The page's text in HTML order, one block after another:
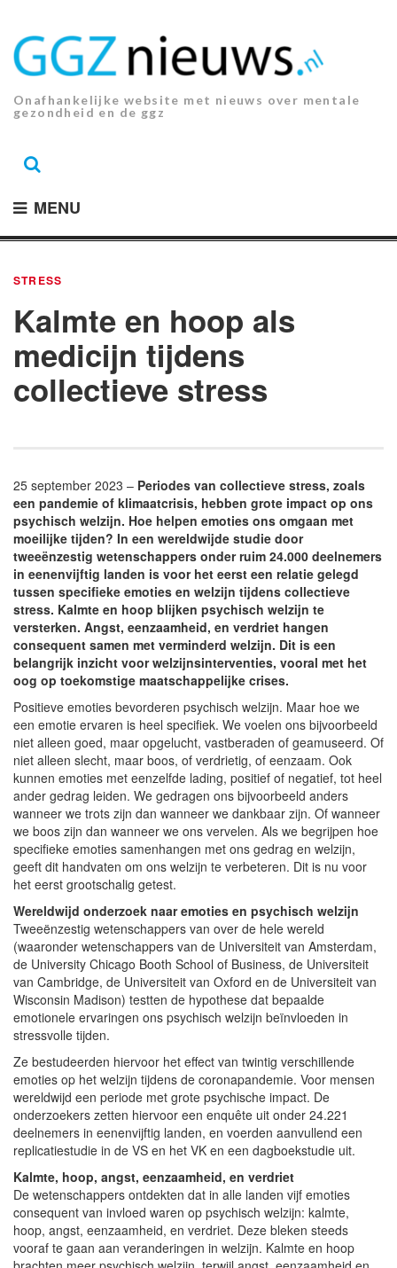
inhoud.
Onafhankelijke website met nieuws over mentale
gezondheid en de ggz
MENU
STRESS
Kalmte en hoop als
medicijn tijdens
collectieve stress
25 september 2023 – Periodes van collectieve stress, zoals
een pandemie of klimaatcrisis, hebben grote impact op ons
psychisch welzijn. Hoe helpen emoties ons omgaan met
moeilijke tijden? In een wereldwijde studie door
tweeënzestig wetenschappers onder ruim 24.000 deelnemers
in eenenvijftig landen is voor het eerst een relatie gelegd
tussen specifieke emoties en welzijn tijdens collectieve
stress. Kalmte en hoop blijken psychisch welzijn te
versterken. Angst, eenzaamheid, en verdriet hangen
consequent samen met verminderd welzijn. Dit is een
belangrijk inzicht voor welzijnsinterventies, vooral met het
oog op toekomstige maatschappelijke crises.
Positieve emoties bevorderen psychisch welzijn. Maar hoe we
een emotie ervaren is heel specifiek. We voelen ons bijvoorbeeld
niet alleen goed, maar opgelucht, vastberaden of geamuseerd. Of
niet alleen slecht, maar boos, of verdrietig, of eenzaam. Ook
kunnen emoties met eenzelfde lading, positief of negatief, tot heel
ander gedrag leiden. We gedragen ons bijvoorbeeld anders
wanneer we trots zijn dan wanneer we dankbaar zijn. Of wanneer
we boos zijn dan wanneer we ons vervelen. Als we begrijpen hoe
specifieke emoties samenhangen met ons gedrag en welzijn,
geeft dit handvaten om ons welzijn te verbeteren. Dit is nu voor
het eerst grootschalig getest.
Wereldwijd onderzoek naar emoties en psychisch welzijn
Tweeënzestig wetenschappers van over de hele wereld
(waaronder wetenschappers van de Universiteit van Amsterdam,
de University Chicago Booth School of Business, de Universiteit
van Cambridge, de Universiteit van Oxford en de Universiteit van
Wisconsin Madison) testten de hypothese dat bepaalde
emotionele ervaringen ons psychisch welzijn beïnvloeden in
stressvolle tijden.
Ze bestudeerden hiervoor het effect van twintig verschillende
emoties op het welzijn tijdens de coronapandemie. Voor mensen
wereldwijd een periode met grote psychische impact. De
onderzoekers zetten hiervoor een enquête uit onder 24.221
deelnemers in eenenvijftig landen, en voerden aanvullend een
replicatiestudie in de VS en het VK en een dagboekstudie uit.
Kalmte, hoop, angst, eenzaamheid, en verdriet
De wetenschappers ontdekten dat in alle landen vijf emoties
consequent van invloed waren op psychisch welzijn: kalmte,
hoop, angst, eenzaamheid, en verdriet. Deze bleken steeds
vooraf te gaan aan veranderingen in welzijn. Kalmte en hoop